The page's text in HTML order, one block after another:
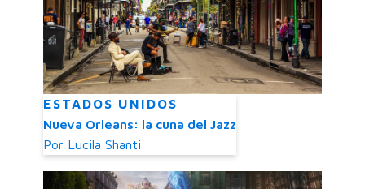
ESTADOS UNIDOS
Nueva Orleans: la cuna del Jazz
Por Lucila Shanti